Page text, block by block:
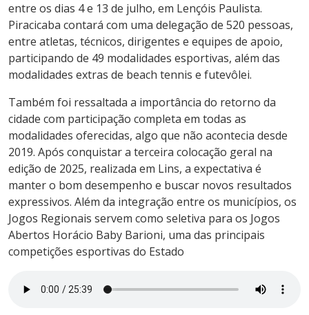
entre os dias 4 e 13 de julho, em Lençóis Paulista.
Piracicaba contará com uma delegação de 520 pessoas,
entre atletas, técnicos, dirigentes e equipes de apoio,
participando de 49 modalidades esportivas, além das
modalidades extras de beach tennis e futevôlei.
Também foi ressaltada a importância do retorno da
cidade com participação completa em todas as
modalidades oferecidas, algo que não acontecia desde
2019. Após conquistar a terceira colocação geral na
edição de 2025, realizada em Lins, a expectativa é
manter o bom desempenho e buscar novos resultados
expressivos. Além da integração entre os municípios, os
Jogos Regionais servem como seletiva para os Jogos
Abertos Horácio Baby Barioni, uma das principais
competições esportivas do Estado